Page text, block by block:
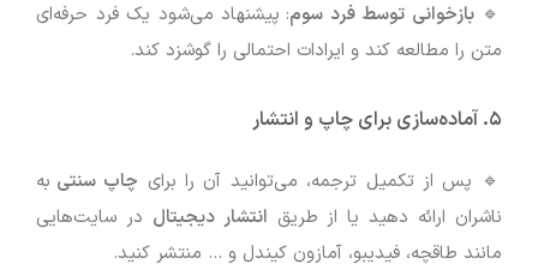
🔹بازخوانی توسط فرد سوم: پیشنهاد می‌شود یک فرد حرفه‌ای
متن را مطالعه کند و ایرادات احتمالی را گوشزد کند.
۵. آماده‌سازی برای چاپ و انتشار
🔹 پس از تکمیل ترجمه، می‌توانید آن را برای چاپ سنتی به
ناشران ارائه دهید یا از طریق انتشار دیجیتال در سایت‌هایی
مانند طاقچه، فیدیبو، آمازون کیندل و … منتشر کنید.